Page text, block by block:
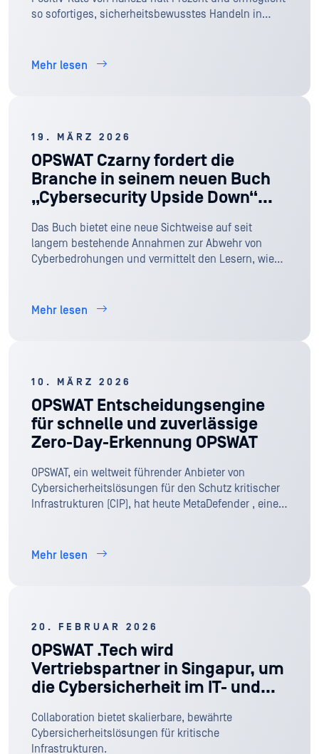
so sofortiges, sicherheitsbewusstes Handeln in
Mehr lesen
19. MÄRZ 2026
OPSWAT Czarny fordert die
Branche in seinem neuen Buch
„Cybersecurity Upside Down“
neu zu überdenken
Das Buch bietet eine neue Sichtweise auf seit
langem bestehende Annahmen zur Abwehr von
Cyberbedrohungen und vermittelt den Lesern, wie
Mehr lesen
10. MÄRZ 2026
OPSWAT Entscheidungsengine
für schnelle und zuverlässige
Zero-Day-Erkennung OPSWAT
OPSWAT, ein weltweit führender Anbieter von
Cybersicherheitslösungen für den Schutz kritischer
Infrastrukturen (CIP), hat heute MetaDefender , eine
speziell für den Perimeter entwickelt wurde.
Mehr lesen
20. FEBRUAR 2026
OPSWAT .Tech wird
Vertriebspartner in Singapur, um
die Cybersicherheit im IT- und
Collaboration bietet skalierbare, bewährte
Cybersicherheitslösungen für kritische
Infrastrukturen.